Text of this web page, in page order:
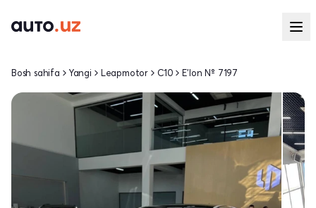
Bosh sahifa Yangi Leapmotor C10 E'lon № 7197